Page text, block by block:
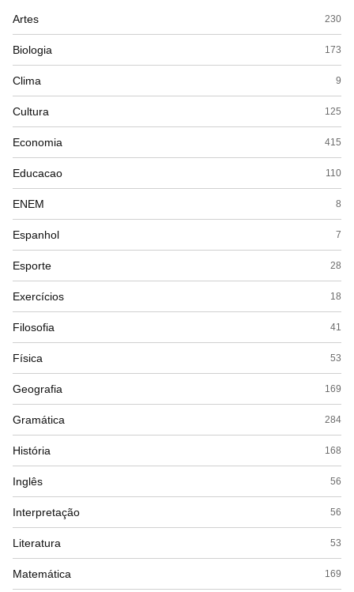
Artes 230
Biologia 173
Clima 9
Cultura 125
Economia 415
Educacao 110
ENEM 8
Espanhol 7
Esporte 28
Exercícios 18
Filosofia 41
Física 53
Geografia 169
Gramática 284
História 168
Inglês 56
Interpretação 56
Literatura 53
Matemática 169